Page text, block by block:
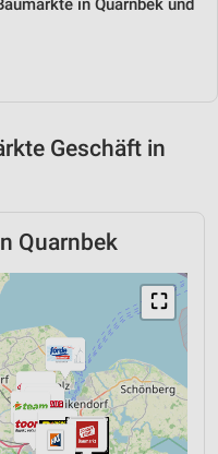
Geschäft in
Quarnbek
⛶